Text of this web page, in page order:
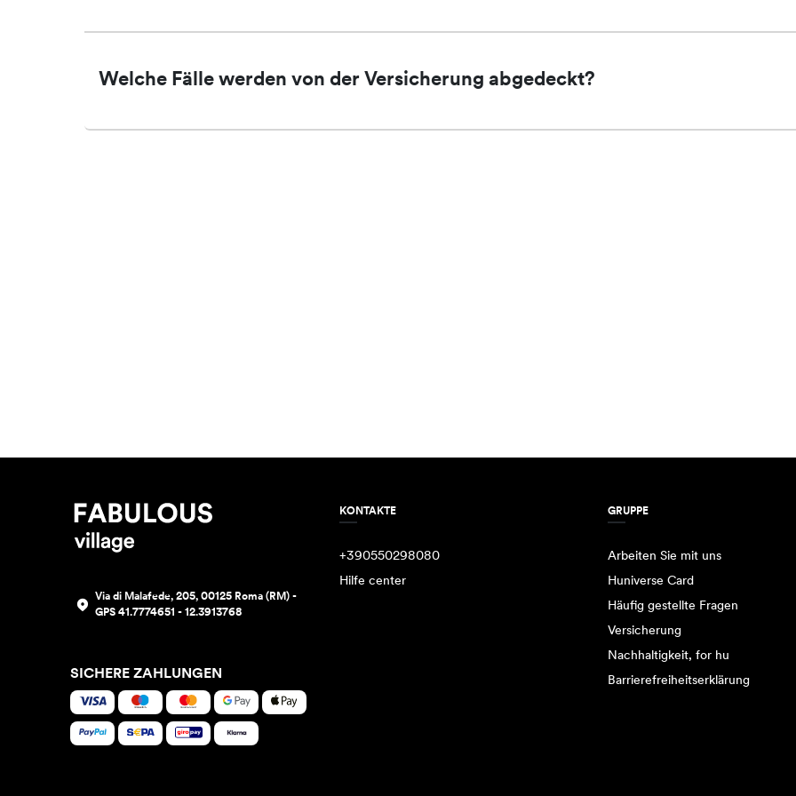
Welche Fälle werden von der Versicherung abgedeckt?
Via di Malafede, 205, 00125 Roma (RM) -
GPS 41.7774651 - 12.3913768
SICHERE ZAHLUNGEN
KONTAKTE
+390550298080
Hilfe center
GRUPPE
Arbeiten Sie mit uns
Huniverse Card
Häufig gestellte Fragen
Versicherung
Nachhaltigkeit, for hu
Barrierefreiheitserklärung